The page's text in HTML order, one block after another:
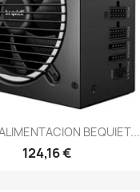
Vista rápidaBEQUIET...
124,16 €